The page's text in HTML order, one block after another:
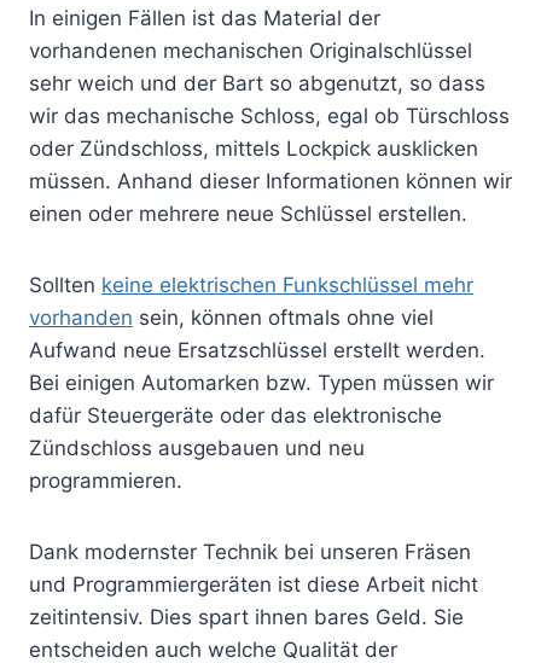
In einigen Fällen ist das Material der
vorhandenen mechanischen Originalschlüssel
sehr weich und der Bart so abgenutzt, so dass
wir das mechanische Schloss, egal ob Türschloss
oder Zündschloss, mittels Lockpick ausklicken
müssen. Anhand dieser Informationen können wir
einen oder mehrere neue Schlüssel erstellen.
Sollten keine elektrischen Funkschlüssel mehr
vorhanden sein, können oftmals ohne viel
Aufwand neue Ersatzschlüssel erstellt werden.
Bei einigen Automarken bzw. Typen müssen wir
dafür Steuergeräte oder das elektronische
Zündschloss ausgebauen und neu
programmieren.
Dank modernster Technik bei unseren Fräsen
und Programmiergeräten ist diese Arbeit nicht
zeitintensiv. Dies spart ihnen bares Geld. Sie
entscheiden auch welche Qualität der